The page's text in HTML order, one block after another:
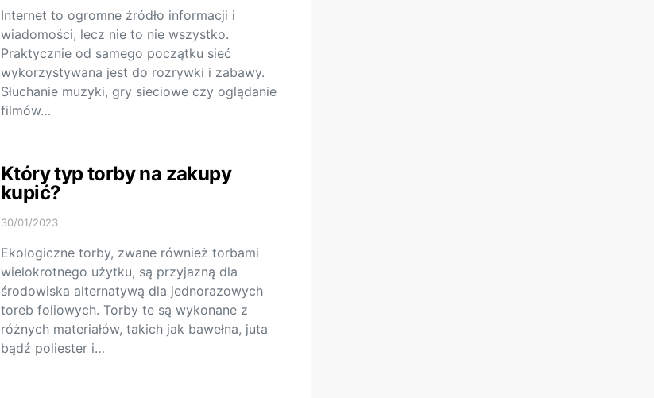
Internet to ogromne źródło informacji i
wiadomości, lecz nie to nie wszystko.
Praktycznie od samego początku sieć
wykorzystywana jest do rozrywki i zabawy.
Słuchanie muzyki, gry sieciowe czy oglądanie
filmów…
Który typ torby na zakupy
kupić?
30/01/2023
Ekologiczne torby, zwane również torbami
wielokrotnego użytku, są przyjazną dla
środowiska alternatywą dla jednorazowych
toreb foliowych. Torby te są wykonane z
różnych materiałów, takich jak bawełna, juta
bądź poliester i…